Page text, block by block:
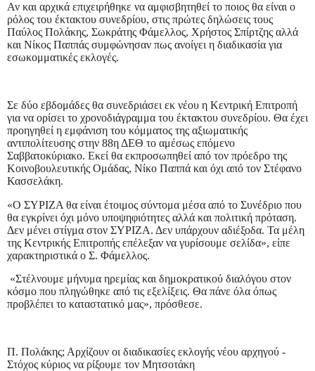
Αν και αρχικά επιχειρήθηκε να αμφισβητηθεί το ποιος θα είναι ο
ρόλος του έκτακτου συνεδρίου, στις πρώτες δηλώσεις τους
Παύλος Πολάκης, Σωκράτης Φάμελλος, Χρήστος Σπίρτζης αλλά
και Νίκος Παππάς συμφώνησαν πως ανοίγει η διαδικασία για
εσωκομματικές εκλογές.
Σε δύο εβδομάδες θα συνεδριάσει εκ νέου η Κεντρική Επιτροπή
για να ορίσει το χρονοδιάγραμμα του έκτακτου συνεδρίου. Θα έχει
προηγηθεί η εμφάνιση του κόμματος της αξιωματικής
αντιπολίτευσης στην 88η ΔΕΘ το αμέσως επόμενο
Σαββατοκύριακο. Εκεί θα εκπροσωπηθεί από τον πρόεδρο της
Κοινοβουλευτικής Ομάδας, Νίκο Παππά και όχι από τον Στέφανο
Κασσελάκη.
«Ο ΣΥΡΙΖΑ θα είναι έτοιμος σύντομα μέσα από το Συνέδριο που
θα εγκρίνει όχι μόνο υποψηφιότητες αλλά και πολιτική πρόταση.
Δεν μένει στίγμα στον ΣΥΡΙΖΑ. Δεν υπάρχουν αδιέξοδα. Τα μέλη
της Κεντρικής Επιτροπής επέλεξαν να γυρίσουμε σελίδα», είπε
χαρακτηριστικά ο Σ. Φάμελλος.
«Στέλνουμε μήνυμα ηρεμίας και δημοκρατικού διαλόγου στον
κόσμο που πληγώθηκε από τις εξελίξεις. Θα πάνε όλα όπως
προβλέπει το καταστατικό μας», πρόσθεσε.
Π. Πολάκης; Αρχίζουν οι διαδικασίες εκλογής νέου αρχηγού -
Στόχος κύριος να ρίξουμε τον Μητσοτάκη